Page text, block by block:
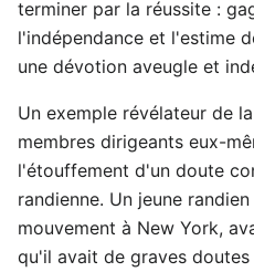
terminer par la réussite :
l'indépendance et l'estime
une dévotion aveugle et
Un exemple révélateur de
membres dirigeants eux-
l'étouffement d'un doute
randienne. Un jeune
mouvement à New York,
qu'il avait de graves